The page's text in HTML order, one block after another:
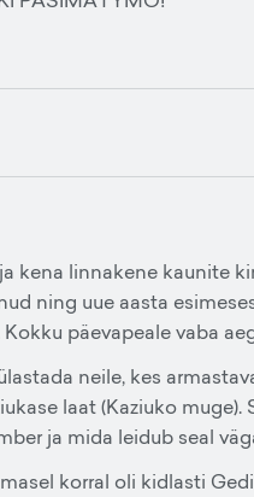
kena linnakene kaunite
ning uue aasta
päevapeale vaba
neile, kes
laat (Kaziuko
ja mida leidub seal
korral oli kidlasti